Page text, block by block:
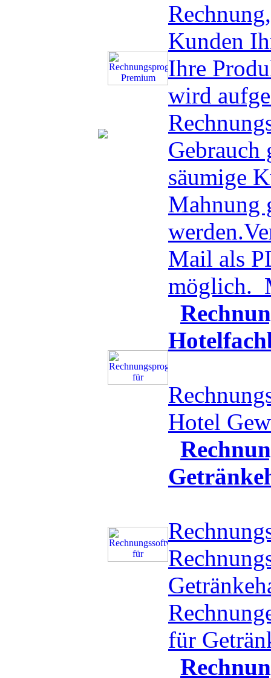
Kunden
Ihre
wird
Gebrauch
säumige
Mahnung
Mail als
möglich.
Hotel
für